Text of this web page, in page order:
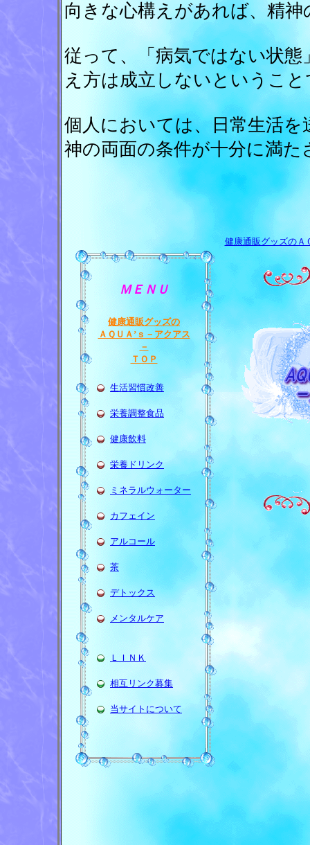
向きな心構えがあれば、精
従って、「病気ではない状
え方は成立しないというこ
個人においては、日常生活
神の両面の条件が十分に満
ＭＥＮＵ
健康通販グッズの
ＡＱＵＡ’ｓ－アクアス
－
ＴＯＰ
生活習慣改善
栄養調整食品
健康飲料
栄養ドリンク
ミネラルウォーター
カフェイン
アルコール
茶
デトックス
メンタルケア
ＬＩＮＫ
相互リンク募集
当サイトについて
健康通販グッズのＡ